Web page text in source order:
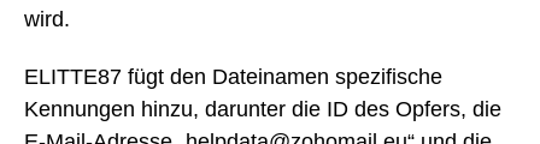
wird.
ELITTE87 fügt den Dateinamen spezifische
Kennungen hinzu, darunter die ID des Opfers, die